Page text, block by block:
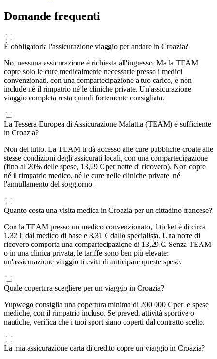
Domande frequenti
È obbligatoria l'assicurazione viaggio per andare in Croazia?
No, nessuna assicurazione è richiesta all'ingresso. Ma la TEAM
copre solo le cure medicalmente necessarie presso i medici
convenzionati, con una compartecipazione a tuo carico, e non
include né il rimpatrio né le cliniche private. Un'assicurazione
viaggio completa resta quindi fortemente consigliata.
La Tessera Europea di Assicurazione Malattia (TEAM) è sufficiente
in Croazia?
Non del tutto. La TEAM ti dà accesso alle cure pubbliche croate alle
stesse condizioni degli assicurati locali, con una compartecipazione
(fino al 20% delle spese, 13,29 € per notte di ricovero). Non copre
né il rimpatrio medico, né le cure nelle cliniche private, né
l'annullamento del soggiorno.
Quanto costa una visita medica in Croazia per un cittadino francese?
Con la TEAM presso un medico convenzionato, il ticket è di circa
1,32 € dal medico di base e 3,31 € dallo specialista. Una notte di
ricovero comporta una compartecipazione di 13,29 €. Senza TEAM
o in una clinica privata, le tariffe sono ben più elevate:
un'assicurazione viaggio ti evita di anticipare queste spese.
Quale copertura scegliere per un viaggio in Croazia?
Yupwego consiglia una copertura minima di 200 000 € per le spese
mediche, con il rimpatrio incluso. Se prevedi attività sportive o
nautiche, verifica che i tuoi sport siano coperti dal contratto scelto.
La mia assicurazione carta di credito copre un viaggio in Croazia?